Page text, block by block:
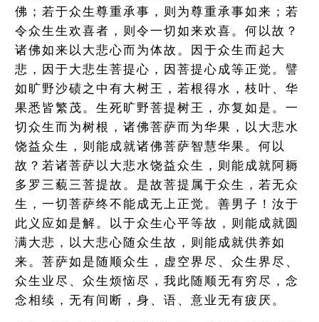
佛；若于众生尊重承事，则为尊重承事如来；若
令众生生欢喜者，则令一切如来欢喜。何以故？
诸佛如来以大悲心而为体故。因于众生而起大
悲，因于大悲生菩提心，因菩提心成等正觉。譬
如旷野沙碛之中有大树王，若根得水，枝叶、华
果悉皆繁茂。生死旷野菩提树王，亦复如是。一
切众生而为树根，诸佛菩萨而为华果，以大悲水
饶益众生，则能成就诸佛菩萨智慧华果。何以
故？若诸菩萨以大悲水饶益众生，则能成就阿耨
多罗三藐三菩提故。是故菩提属于众生，若无众
生，一切菩萨终不能成无上正觉。善男子！汝于
此义应如是解。以于众生心平等故，则能成就圆
满大悲，以大悲心随众生故，则能成就供养如
来。菩萨如是随顺众生，虚空界尽、众生界尽、
众生业尽、众生烦恼尽，我此随顺无有穷尽，念
念相续，无有间断，身、语、意业无有疲厌。